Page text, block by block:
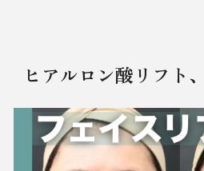
ヒアルロン酸リフト